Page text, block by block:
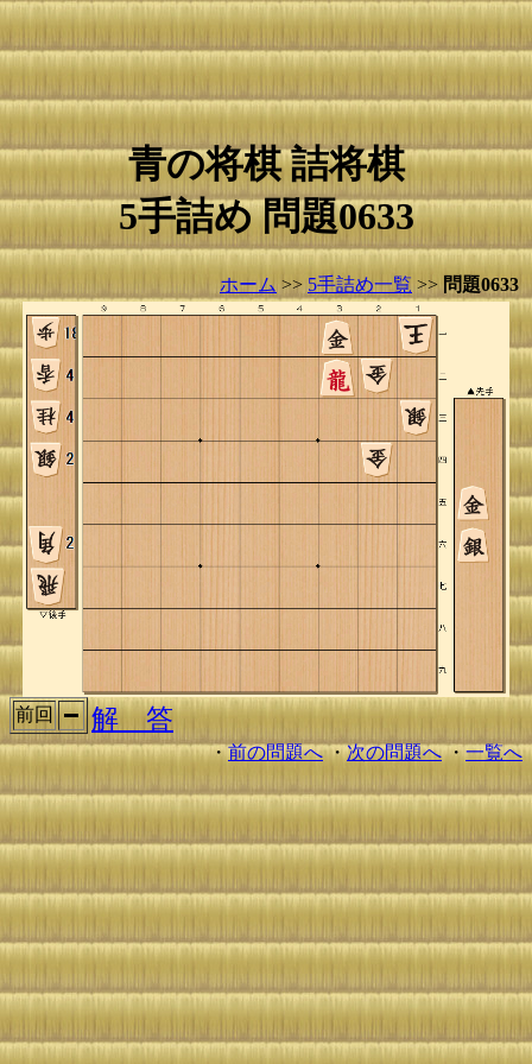
青の将棋 詰将棋
5手詰め 問題0633
ホーム >> 5手詰め一覧 >> 問題0633
前回 解 答
・前の問題へ・次の問題へ・一覧へ